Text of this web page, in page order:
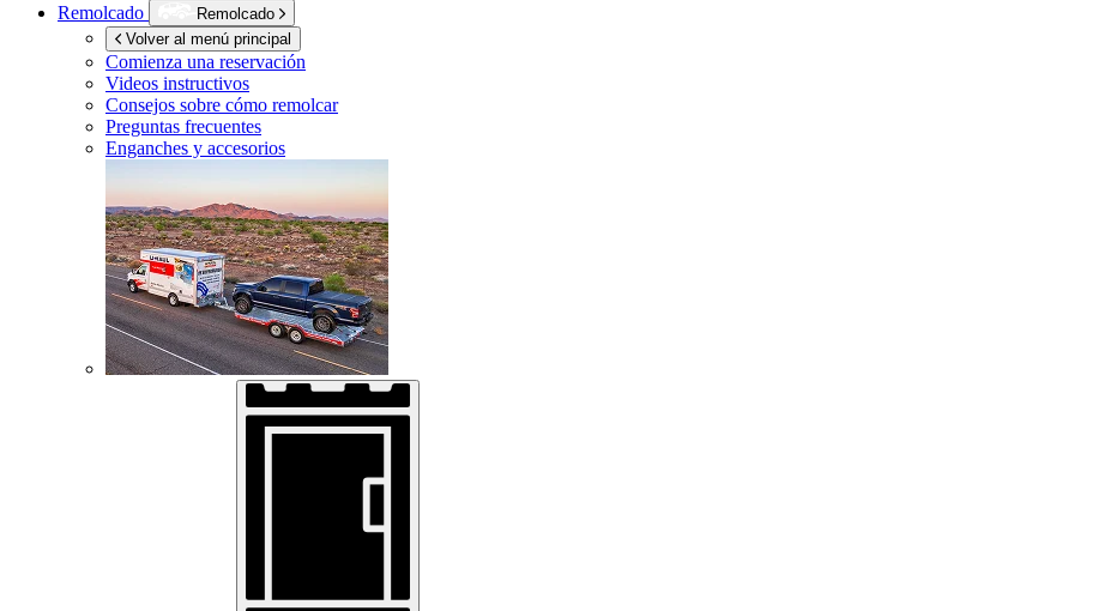
Remolcado
Remolcado
Volver al menú principal
Comienza una reservación
Videos instructivos
Consejos sobre cómo remolcar
Preguntas frecuentes
Enganches y accesorios